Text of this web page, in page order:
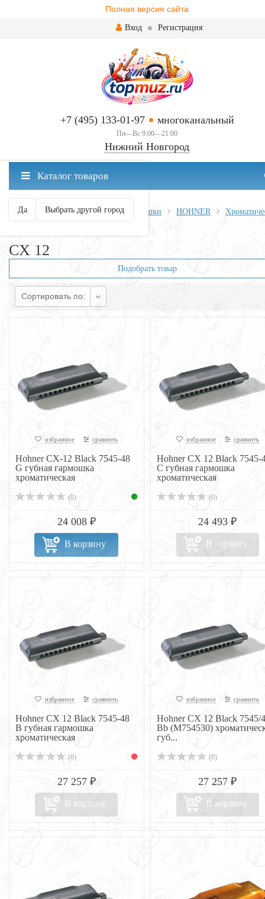
Полная версия сайта
Вход Регистрация
+7 (495) 133-01-97 многоканальный
Пн—Вс 9:00—21:00
Нижний Новгород
Нижний Новгород ваш город?
Да Выбрать другой город
Каталог товаров
Главная Духовые Губные гармошки HOHNER
CX 12
Подобрать товар
Сортировать по:
избранное сравнить
Hohner CX-12 Black 7545-48
G губная гармошка
хроматическая
(0)
24 008 ₽
В корзину
избранное сравнить
Hohner CX 12 Black 7545-
C губная гармошка
хроматическая
(0)
24 493 ₽
В корзину
избранное сравнить
Hohner CX 12 Black 7545-48
B губная гармошка
хроматическая
(0)
27 257 ₽
В корзину
избранное сравнить
Hohner CX 12 Black 7545/
Bb (M754530)
губ...
(0)
27 257 ₽
В корзину